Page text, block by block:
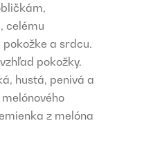
celému
a srdcu.
pokožky.
hustá, penivá a
z melóna